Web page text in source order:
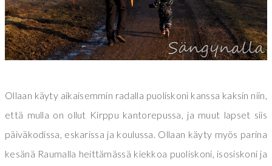
Ollaan käyty aikaisemmin radalla puoliskoni kanssa kaksin niin,
että mulla on ollut Kirppu kantorepussa, ja muut lapset siis
päiväkodissa, eskarissa ja koulussa. Ollaan käyty myös parina
kesänä Raumalla heittämässä kiekkoa puoliskoni, isosiskoni ja